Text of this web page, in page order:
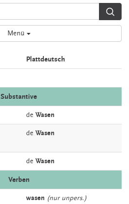
Menü
Plattdeutsch
Substantive
de Wasen
de Wasen
de Wasen
Verben
wasen (nur unpers.)